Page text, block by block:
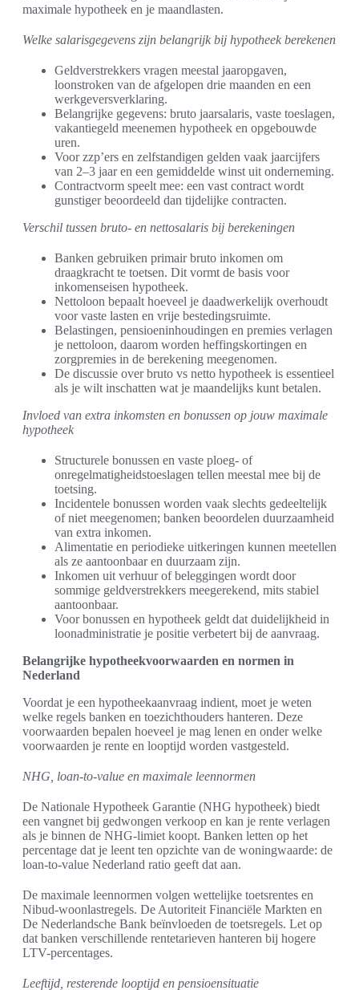
maximale hypotheek en je maandlasten.
Welke salarisgegevens zijn belangrijk bij hypotheek berekenen
Geldverstrekkers vragen meestal jaaropgaven,
loonstroken van de afgelopen drie maanden en een
werkgeversverklaring.
Belangrijke gegevens: bruto jaarsalaris, vaste toeslagen,
vakantiegeld meenemen hypotheek en opgebouwde
uren.
Voor zzp’ers en zelfstandigen gelden vaak jaarcijfers
van 2–3 jaar en een gemiddelde winst uit onderneming.
Contractvorm speelt mee: een vast contract wordt
gunstiger beoordeeld dan tijdelijke contracten.
Verschil tussen bruto- en nettosalaris bij berekeningen
Banken gebruiken primair bruto inkomen om
draagkracht te toetsen. Dit vormt de basis voor
inkomenseisen hypotheek.
Nettoloon bepaalt hoeveel je daadwerkelijk overhoudt
voor vaste lasten en vrije bestedingsruimte.
Belastingen, pensioeninhoudingen en premies verlagen
je nettoloon, daarom worden heffingskortingen en
zorgpremies in de berekening meegenomen.
De discussie over bruto vs netto hypotheek is essentieel
als je wilt inschatten wat je maandelijks kunt betalen.
Invloed van extra inkomsten en bonussen op jouw maximale
hypotheek
Structurele bonussen en vaste ploeg- of
onregelmatigheidstoeslagen tellen meestal mee bij de
toetsing.
Incidentele bonussen worden vaak slechts gedeeltelijk
of niet meegenomen; banken beoordelen duurzaamheid
van extra inkomen.
Alimentatie en periodieke uitkeringen kunnen meetellen
als ze aantoonbaar en duurzaam zijn.
Inkomen uit verhuur of beleggingen wordt door
sommige geldverstrekkers meegerekend, mits stabiel
aantoonbaar.
Voor bonussen en hypotheek geldt dat duidelijkheid in
loonadministratie je positie verbetert bij de aanvraag.
Belangrijke hypotheekvoorwaarden en normen in
Nederland
Voordat je een hypotheekaanvraag indient, moet je weten
welke regels banken en toezichthouders hanteren. Deze
voorwaarden bepalen hoeveel je mag lenen en onder welke
voorwaarden je rente en looptijd worden vastgesteld.
NHG, loan-to-value en maximale leennormen
De Nationale Hypotheek Garantie (NHG hypotheek) biedt
een vangnet bij gedwongen verkoop en kan je rente verlagen
als je binnen de NHG-limiet koopt. Banken letten op het
percentage dat je leent ten opzichte van de woningwaarde: de
loan-to-value Nederland ratio geeft dat aan.
De maximale leennormen volgen wettelijke toetsrentes en
Nibud-woonlastregels. De Autoriteit Financiële Markten en
De Nederlandsche Bank beïnvloeden de toetsregels. Let op
dat banken verschillende rentetarieven hanteren bij hogere
LTV-percentages.
Leeftijd, resterende looptijd en pensioensituatie